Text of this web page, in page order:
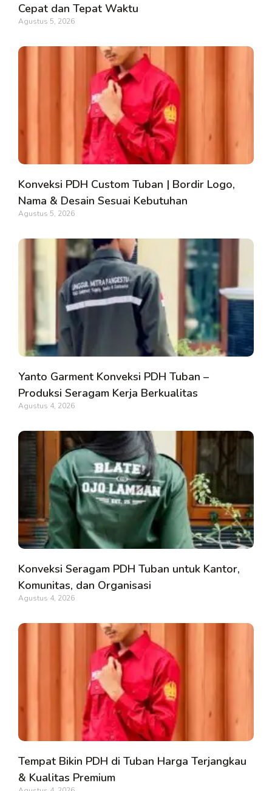
Cepat dan Tepat Waktu
Agustus 5, 2026
Konveksi PDH Custom Tuban | Bordir Logo,
Nama & Desain Sesuai Kebutuhan
Agustus 5, 2026
Yanto Garment Konveksi PDH Tuban –
Produksi Seragam Kerja Berkualitas
Agustus 4, 2026
Konveksi Seragam PDH Tuban untuk Kantor,
Komunitas, dan Organisasi
Agustus 4, 2026
Tempat Bikin PDH di Tuban Harga Terjangkau
& Kualitas Premium